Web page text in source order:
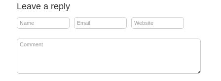
Leave a reply